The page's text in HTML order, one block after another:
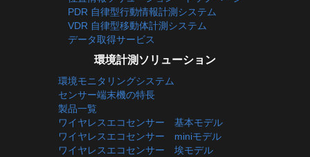
PDR 自律型行動情報計測システム
VDR 自律型移動体計測システム
データ取得サービス
環境計測ソリューション
環境モニタリングシステム
センサー端末機の特長
製品一覧
ワイヤレスエコセンサー 基本モデル
ワイヤレスエコセンサー miniモデル
ワイヤレスエコセンサー 埃モデル